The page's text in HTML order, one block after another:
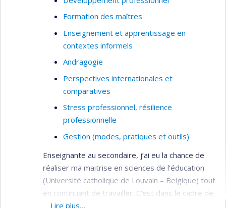
La formation et les connaissances des
La direction et gestion des institutions
Formation des maîtres
Enseignement et apprentissage en
contextes informels
Andragogie
Perspectives internationales et
comparatives
Stress professionnel, résilience
professionnelle
Gestion (modes, pratiques et outils)
Enseignante au secondaire, j’ai eu la chance de
réaliser ma maitrise en sciences de l’éducation
(Université catholique de Louvain – Belgique) tout
en continuant de travailler. C'est dans le cadre de
la réalisation de mon mémoire de maitrise que
Lire plus…